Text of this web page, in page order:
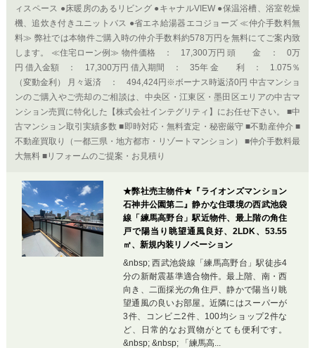
ィスペース ●床暖房のあるリビング ●キャナルVIEW ●保温浴槽、浴室乾燥
機、追炊き付きユニットバス ●省エネ給湯器エコジョーズ ≪仲介手数料無
料≫ 弊社では本物件ご購入時の仲介手数料約578万円を無料にてご案内致
します。 ≪住宅ローン例≫ 物件価格 ： 17,300万円 頭 金 ： 0万
円 借入金額 ： 17,300万円 借入期間 ： 35年 金 利 ： 1.075％
（変動金利） 月々返済 ： 494,424円※ボーナス時返済0円 中古マンショ
ンのご購入やご売却のご相談は、中央区・江東区・墨田区エリアの中古マ
ンション売買に特化した【株式会社インテグリティ】にお任せ下さい。 ■中
古マンション取引実績多数 ■即時対応・無料査定・秘密厳守 ■不動産仲介 ■
不動産買取り（一都三県・地方都市・リゾートマンション） ■仲介手数料最
大無料 ■リフォームのご提案・お見積り
★弊社売主物件★『ライオンズマンション
石神井公園第二』静かな住環境の西武池袋
線「練馬高野台」駅近物件、最上階の角住
戸で陽当り眺望通風良好、2LDK、53.55
㎡、新規内装リノベーション
&nbsp; 西武池袋線「練馬高野台」駅徒歩4
分の新耐震基準適合物件。最上階、南・西
向き、二面採光の角住戸、静かで陽当り眺
望通風の良いお部屋。近隣にはスーパーが
3件、コンビニ2件、100均ショップ2件な
ど、日常的なお買物がとても便利です。
&nbsp; &nbsp; 「練馬高...